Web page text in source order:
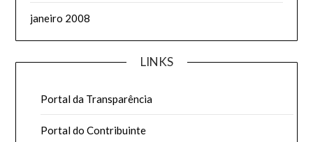
janeiro 2008
LINKS
Portal da Transparência
Portal do Contribuinte